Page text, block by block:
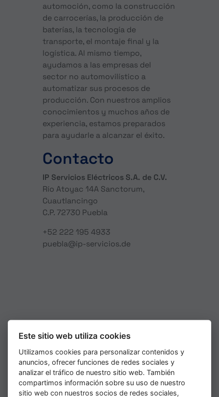
automoción, como la construcción
de carrocerías, la producción de
baterías, la tecnología de
transporte, el montaje final y la
logística. Al mismo tiempo,
ayudamos a las empresas del
sector no automovilístico a
automatizar sus procesos de
producción. Con nuestros amplios
conocimientos y muchos años de
experiencia, estamos preparados
para ayudarle a alcanzar el éxito.
Contacto
IP Servicios Eléctricos S.A. de C.V.
Río Atoyac 14A Sanctorum,
Cuautlancingo
C.P. 72730 Puebla
+52 222 195 4933
puebla@ip-servicios.de
Este sitio web utiliza cookies
Utilizamos cookies para personalizar contenidos y
anuncios, ofrecer funciones de redes sociales y
analizar el tráfico de nuestro sitio web. También
compartimos información sobre su uso de nuestro
sitio web con nuestros socios de redes sociales,